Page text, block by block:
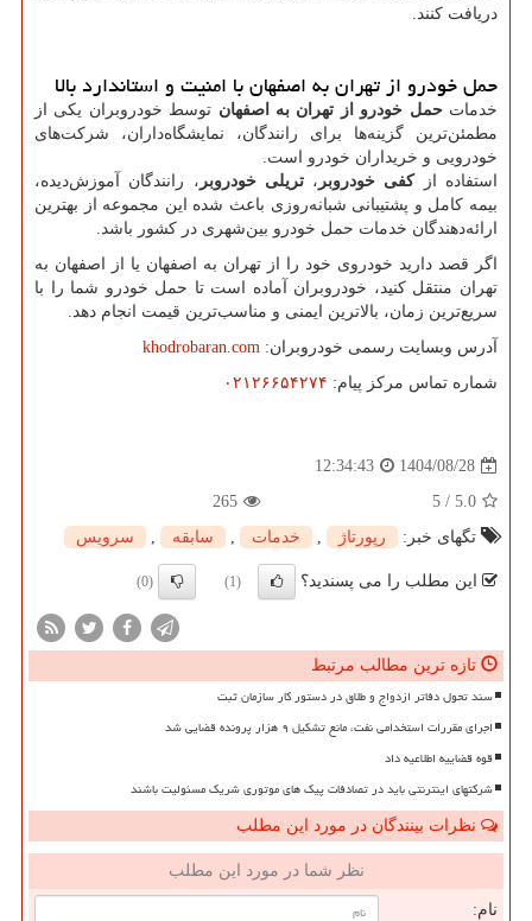
دریافت کنند.
حمل خودرو از تهران به اصفهان با امنیت و استاندارد بالا
خدماتحمل خودرو از تهران به اصفهان توسط خودروبران یکی از
مطمئن‌ترین گزینه‌ها برای رانندگان، نمایشگاه‌داران، شرکت‌های
خودرویی و خریداران خودرو است.
استفاده ازکفی خودروبر ،تریلی خودروبر ، رانندگان آموزش‌دیده،
بیمه کامل و پشتیبانی شبانه‌روزی باعث شده این مجموعه از بهترین
ارائه‌دهندگان خدمات حمل خودرو بین‌شهری در کشور باشد.
اگر قصد دارید خودروی خود را از تهران به اصفهان یا از اصفهان به
تهران منتقل کنید، خودروبران آماده است تا حمل خودرو شما را با
سریع‌ترین زمان، بالاترین ایمنی و مناسب‌ترین قیمت انجام دهد.
آدرس وبسایت رسمی خودروبران: khodrobaran.com
شماره تماس مرکز پیام: ۰۲۱۲۶۶۵۴۲۷۴
1404/08/28
12:34:43
5.0
/
5
265
تگهای خبر:
رپورتاژ , خدمات , سابقه , سرویس
این مطلب را می پسندید؟ (1)
(0)
تازه ترین مطالب مرتبط
سند تحول دفاتر ازدواج و طلاق در دستور کار سازمان ثبت
اجرای مقررات استخدامی نفت، مانع تشکیل ۹ هزار پرونده قضایی شد
قوه قضاییه اطلاعیه داد
شرکتهای اینترنتی باید در تصادفات پیک های موتوری شریک مسئولیت باشند
نظرات بینندگان در مورد این مطلب
نظر شما در مورد این مطلب
نام: